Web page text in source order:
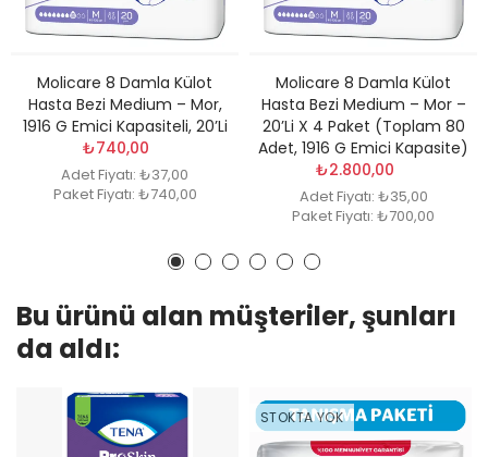
Molicare 8 Damla Külot
Hasta Bezi Medium – Mor,
1916 G Emici Kapasiteli, 20’li
₺740,00
Adet Fiyatı: ₺37,00
Paket Fiyatı: ₺740,00
Molicare 8 Damla Külot
Hasta Bezi Medium – Mor –
20’li X 4 Paket (Toplam 80
Adet, 1916 G Emici Kapasite)
₺2.800,00
Adet Fiyatı: ₺35,00
Paket Fiyatı: ₺700,00
Bu ürünü alan müşteriler, şunları
da aldı:
STOKTA YOK